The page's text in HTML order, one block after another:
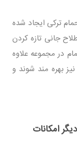
ترکی ایجاد شده
جانی تازه کردن
در مجموعه علاوه
بهره مند شوند و
امکانات